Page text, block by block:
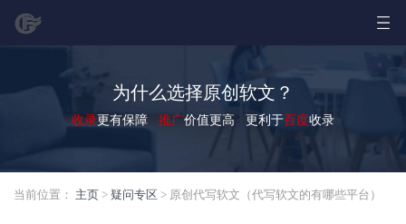
为什么选择原创软文？
收录更有保障 推广价值更高 更利于百度收录
当前位置： 主页 > 疑问专区 > 原创代写软文（代写软文的有哪些平台）